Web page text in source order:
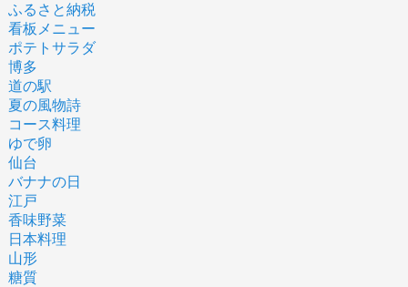
ふるさと納税
看板メニュー
ポテトサラダ
博多
道の駅
夏の風物詩
コース料理
ゆで卵
仙台
バナナの日
江戸
香味野菜
日本料理
山形
糖質